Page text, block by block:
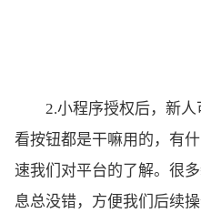
2.小程序授权后，新人
看按钮都是干嘛用的，有
速我们对平台的了解。很
息总没错，方便我们后续操